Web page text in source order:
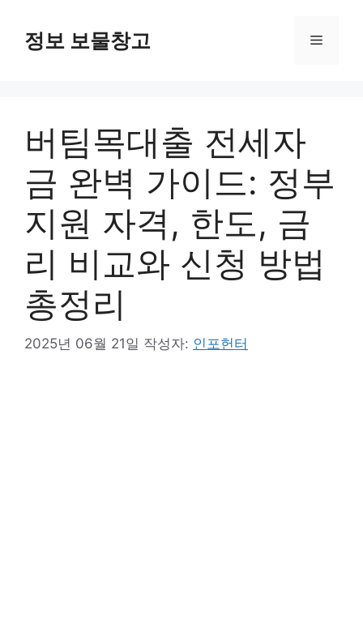
정보 보물창고 메
버팀목대출 전세자
금 완벽 가이드: 정부
지원 자격, 한도, 금
리 비교와 신청 방법
총정리
2025년 06월 21일 작성자: 인포헌터